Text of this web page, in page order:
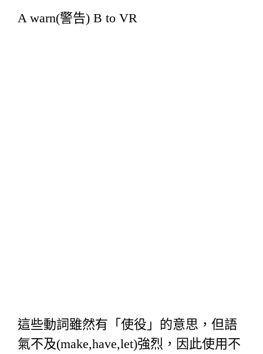
A warn(警告) B to VR
這些動詞雖然有「使役」的意思，但語
氣不及(make,have,let)強烈，因此使用不